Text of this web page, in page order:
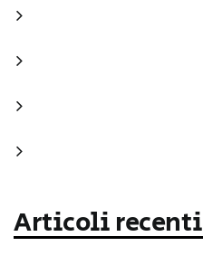
Articoli recenti